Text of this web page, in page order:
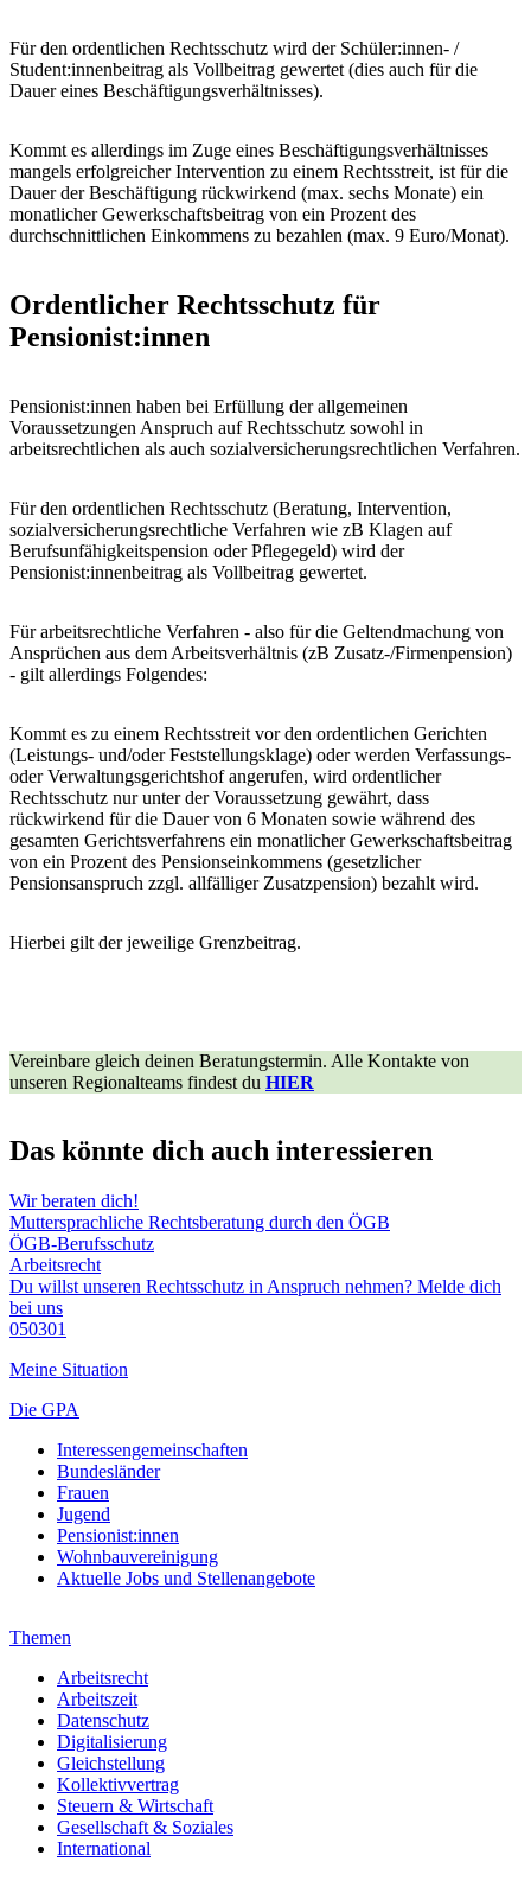
Für den ordentlichen Rechtsschutz wird der Schüler:innen- /
Student:innenbeitrag als Vollbeitrag gewertet (dies auch für die
Dauer eines Beschäftigungsverhältnisses).
Kommt es allerdings im Zuge eines Beschäftigungsverhältnisses
mangels erfolgreicher Intervention zu einem Rechtsstreit, ist für die
Dauer der Beschäftigung rückwirkend (max. sechs Monate) ein
monatlicher Gewerkschaftsbeitrag von ein Prozent des
durchschnittlichen Einkommens zu bezahlen (max. 9 Euro/Monat).
Ordentlicher Rechtsschutz für
Pensionist:innen
Pensionist:innen haben bei Erfüllung der allgemeinen
Voraussetzungen Anspruch auf Rechtsschutz sowohl in
arbeitsrechtlichen als auch sozialversicherungsrechtlichen Verfahren.
Für den ordentlichen Rechtsschutz (Beratung, Intervention,
sozialversicherungsrechtliche Verfahren wie zB Klagen auf
Berufsunfähigkeitspension oder Pflegegeld) wird der
Pensionist:innenbeitrag als Vollbeitrag gewertet.
Für arbeitsrechtliche Verfahren - also für die Geltendmachung von
Ansprüchen aus dem Arbeitsverhältnis (zB Zusatz-/Firmenpension)
- gilt allerdings Folgendes:
Kommt es zu einem Rechtsstreit vor den ordentlichen Gerichten
(Leistungs- und/oder Feststellungsklage) oder werden Verfassungs-
oder Verwaltungsgerichtshof angerufen, wird ordentlicher
Rechtsschutz nur unter der Voraussetzung gewährt, dass
rückwirkend für die Dauer von 6 Monaten sowie während des
gesamten Gerichtsverfahrens ein monatlicher Gewerkschaftsbeitrag
von ein Prozent des Pensionseinkommens (gesetzlicher
Pensionsanspruch zzgl. allfälliger Zusatzpension) bezahlt wird.
Hierbei gilt der jeweilige Grenzbeitrag.
Vereinbare gleich deinen Beratungstermin. Alle Kontakte von
unseren Regionalteams findest du HIER
Das könnte dich auch interessieren
Wir beraten dich!
Muttersprachliche Rechtsberatung durch den ÖGB
ÖGB-Berufsschutz
Arbeitsrecht
Du willst unseren Rechtsschutz in Anspruch nehmen? Melde dich
bei uns
050301
Meine Situation
Die GPA
Interessengemeinschaften
Bundesländer
Frauen
Jugend
Pensionist:innen
Wohnbauvereinigung
Aktuelle Jobs und Stellenangebote
Themen
Arbeitsrecht
Arbeitszeit
Datenschutz
Digitalisierung
Gleichstellung
Kollektivvertrag
Steuern & Wirtschaft
Gesellschaft & Soziales
International